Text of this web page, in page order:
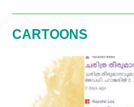
CARTOONS